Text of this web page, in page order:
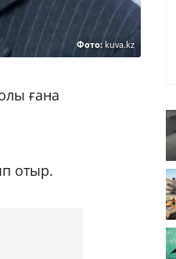
Фото:kuva.kz
ғана
отыр.